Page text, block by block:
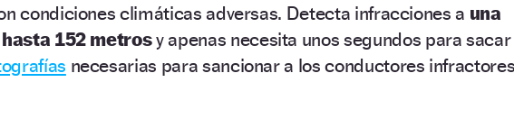
condiciones climáticas adversas. Detecta infracciones a una
152 metrosy apenas necesita unos segundos para sacar
necesarias para sancionar a los conductores